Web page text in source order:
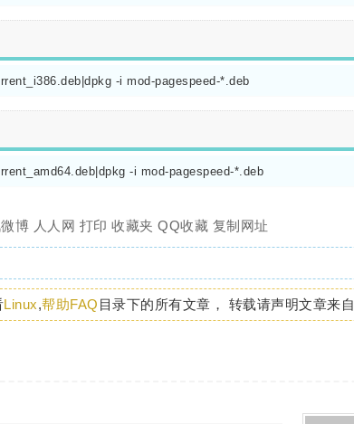
-i mod-pagespeed-*.deb
-i mod-pagespeed-*.deb
博 人人网 打印 收藏夹 QQ收藏 复制网址
Linux,帮助FAQ 目录下的所有文章， 转载请声明文章来自